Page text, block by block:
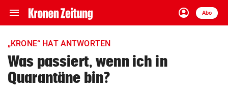
menu Navigation
ein-/ausklappen
account_circle
Anmelden
Abo
close Schließen
account_circle Anmelden
„KRONE“ HAT ANTWORTEN
Was passiert, wenn ich in
Quarantäne bin?